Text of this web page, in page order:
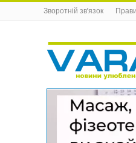
Зворотній зв’язок